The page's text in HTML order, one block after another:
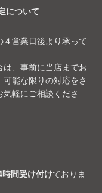
について
営業日後より承って
は、事前に当店までお
能な限りの対応をさ
軽にご相談くださ
間受け付けておりま